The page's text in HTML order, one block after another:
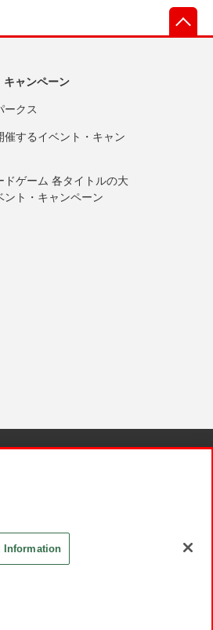
キャンペーン
ークス
催するイベント・キャン
ドゲーム 各タイトルの大
ント・キャンペーン
Information